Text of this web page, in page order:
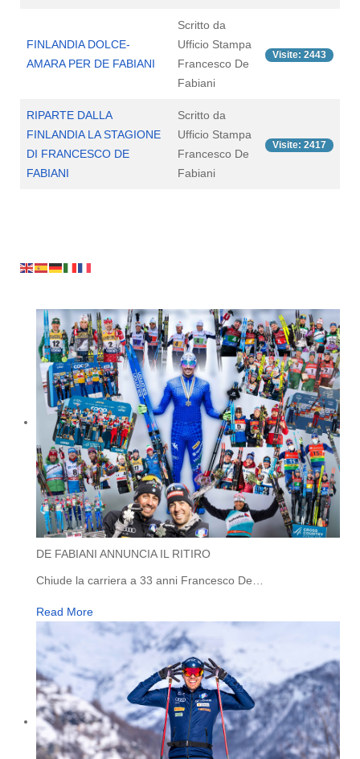
FINLANDIA DOLCE-
AMARA PER DE FABIANI
Scritto da
Ufficio Stampa
Francesco De
Fabiani
Visite: 2443
RIPARTE DALLA
FINLANDIA LA STAGIONE
DI FRANCESCO DE
FABIANI
Scritto da
Ufficio Stampa
Francesco De
Fabiani
Visite: 2417
DE FABIANI ANNUNCIA IL RITIRO
Chiude la carriera a 33 anni Francesco De
Read More